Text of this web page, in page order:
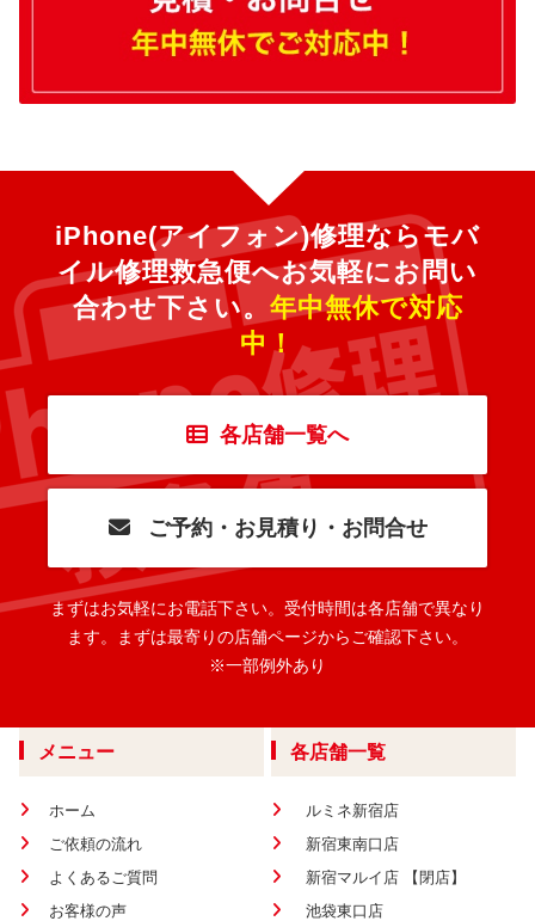
iPhone(アイフォン)修理ならモバ
イル修理救急便へお気軽にお問い
合わせ下さい。 年中無休で対応
中！
各店舗一覧へ
ご予約・お見積り・お問合せ
まずはお気軽にお電話下さい。 受付時間は各店舗で異なり
ます。
まずは最寄りの店舗ページからご確認下さい。
※一部例外あり
メニュー
ホーム
ご依頼の流れ
よくあるご質問
お客様の声
各店舗一覧
ルミネ新宿店
新宿東南口店
新宿マルイ店 【閉店】
池袋東口店